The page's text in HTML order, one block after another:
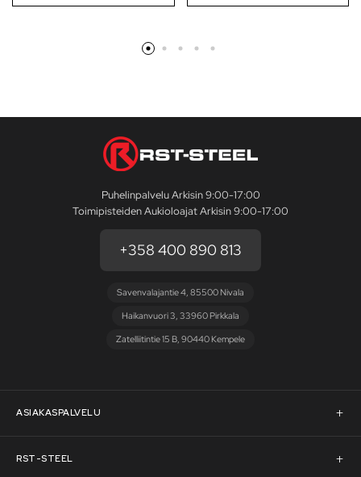
Puhelinpalvelu Arkisin 9:00-17:00
Toimipisteiden Aukioloajat Arkisin 9:00-17:00
+358 400 890 813
Savenvalajantie 4, 85500 Nivala
Haikanvuori 3, 33960 Pirkkala
Zatelliitintie 15 B, 90440 Kempele
ASIAKASPALVELU
Asiakaspalvelu
RST-STEEL